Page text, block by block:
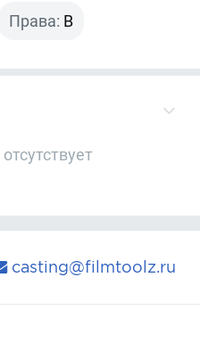
Права: B
casting@filmtoolz.ru